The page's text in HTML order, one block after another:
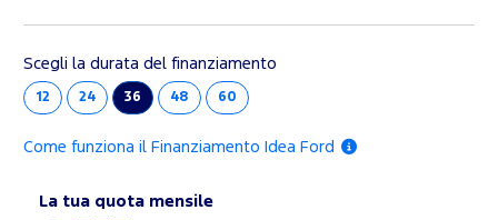
Scegli la durata del finanziamento
12 24 36 48 60
Come funziona il Finanziamento Idea Ford
La tua quota mensile